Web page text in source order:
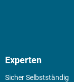
Experten
Sicher Selbstständig